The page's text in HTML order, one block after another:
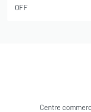
OFF
Centre